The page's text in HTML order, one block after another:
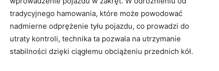
tradycyjnego hamowania, które może powodować
nadmierne odprężenie tyłu pojazdu, co prowadzi do
utraty kontroli, technika ta pozwala na utrzymanie
stabilności dzięki ciągłemu obciążeniu przednich kół.